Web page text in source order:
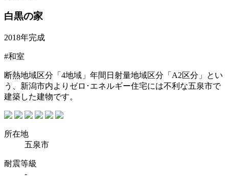
白黒の家
2018年完成
#和室
断熱地域区分「4地域」年間日射量地域区分「A2区分」とい
う、新潟市内よりゼロ･エネルギー住宅には不利な五泉市で
建築した建物です。
所在地
五泉市
耐震等級
-